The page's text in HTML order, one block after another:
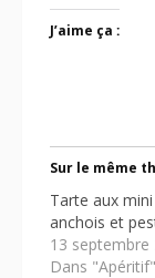
J’aime ça :
Sur le même
Tarte aux
anchois et
13 septembre
Dans "Apéritif"